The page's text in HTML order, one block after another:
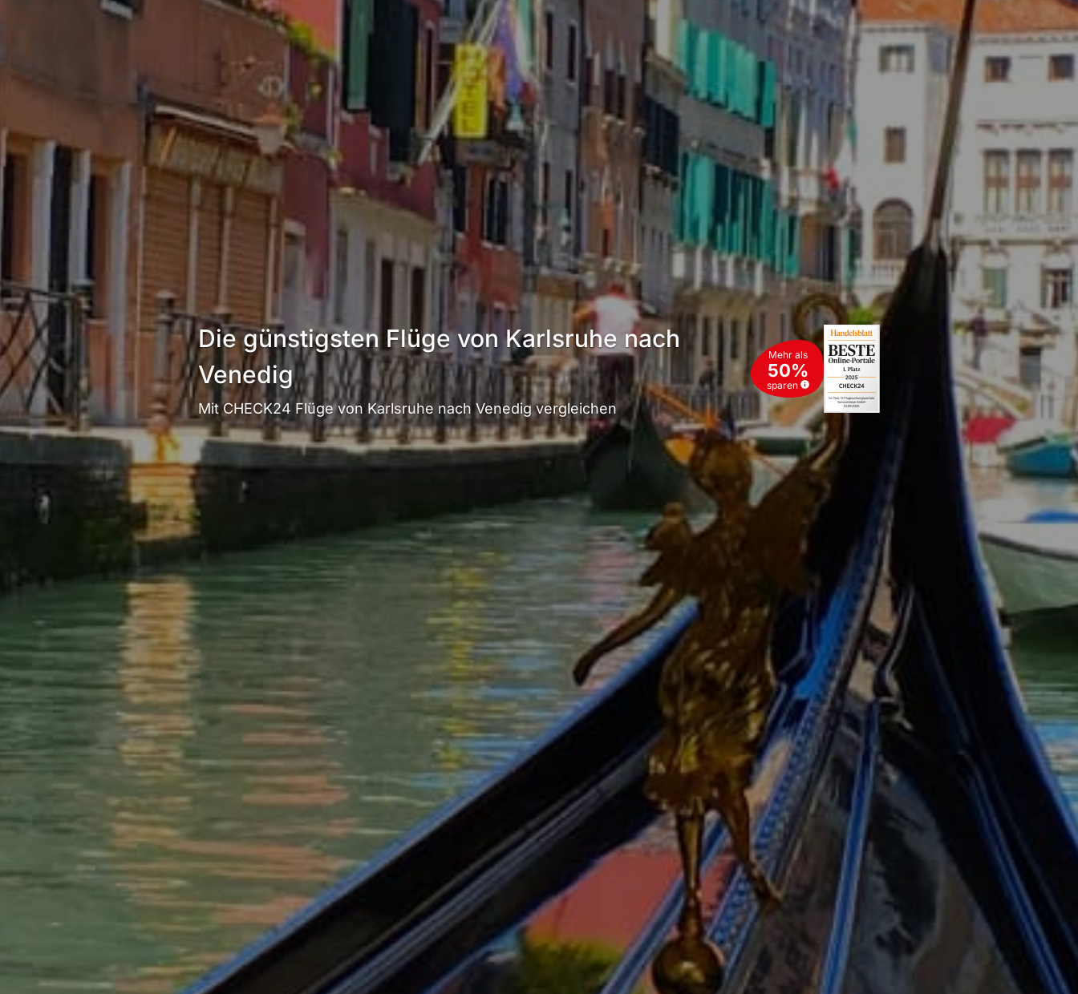
Die günstigsten Flüge von Karlsruhe nach
Venedig
Mit CHECK24 Flüge von Karlsruhe nach Venedig vergleichen
Mehr als
50%
sparen